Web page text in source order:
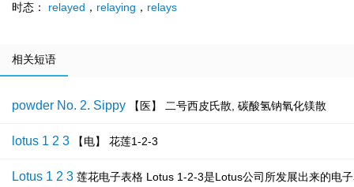
时态： relayed ， relaying ， relays
相关短语
powder No. 2. Sippy 【医】 二号西皮氏散, 碳酸氢钠氧化镁散
lotus 1 2 3 【电】 花莲1-2-3
Lotus 1 2 3 莲花电子表格 Lotus 1-2-3是Lotus公司所发展出来的电